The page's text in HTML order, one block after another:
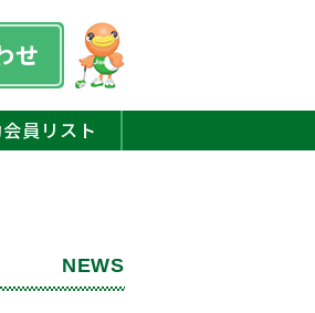
せ
員リスト
NEWS